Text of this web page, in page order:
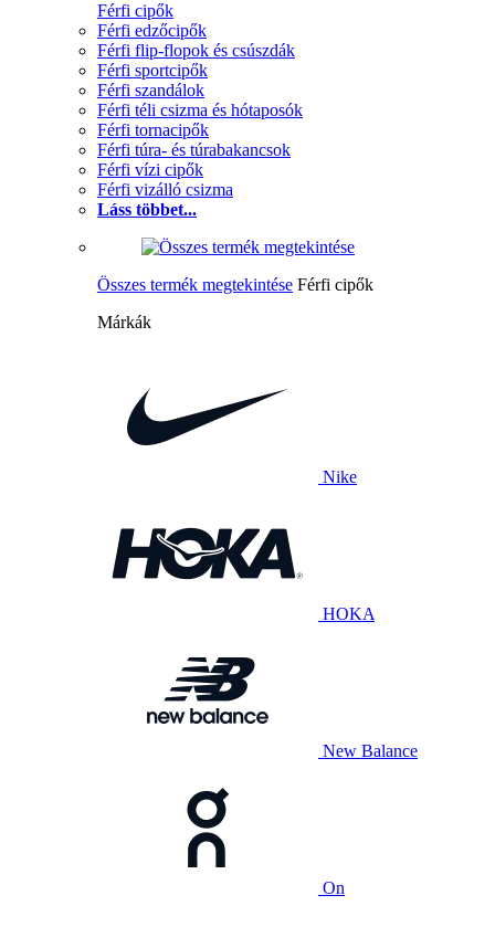
Férfi cipők
Férfi edzőcipők
Férfi flip-flopok és csúszdák
Férfi sportcipők
Férfi szandálok
Férfi téli csizma és hótaposók
Férfi tornacipők
Férfi túra- és túrabakancsok
Férfi vízi cipők
Férfi vizálló csizma
Láss többet...
Összes termék megtekintése Férfi cipők
Márkák
Nike
HOKA
New Balance
On